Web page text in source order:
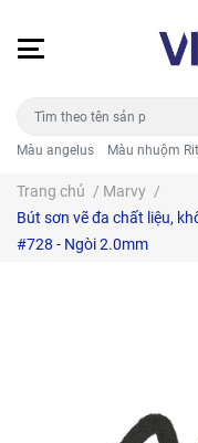
Màu angelus Màu nhuộm Rit
Trang chủ / Marvy /
Bút sơn vẽ đa chất liệu,
#728 - Ngòi 2.0mm